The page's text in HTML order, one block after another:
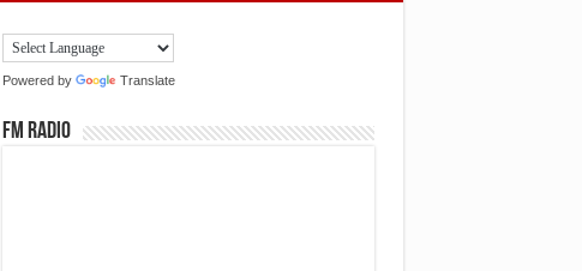
Powered by Translate
FM Radio